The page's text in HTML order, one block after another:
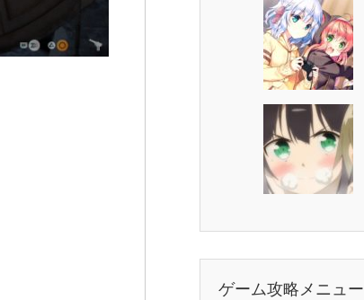
ゲーム攻略メニュー